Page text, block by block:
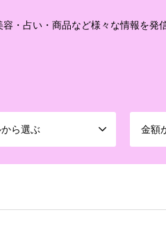
・占い・商品など様々な情報を発
ら選ぶ 金額